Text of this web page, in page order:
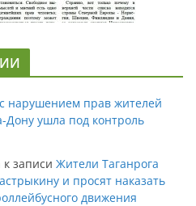
нарушением прав жителей
Дону ушла под контроль
к записи Жители Таганрога
и просят наказать
движения